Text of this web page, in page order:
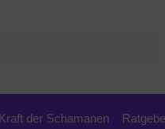
der Schamanen